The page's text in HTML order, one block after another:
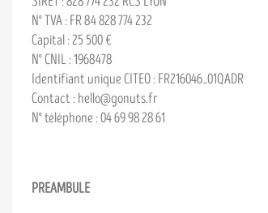
N° TVA : FR 84 828 774 232
Capital : 25 500 €
N° CNIL : 1968478
Identifiant unique CITEO : FR216046_01QADR
Contact : hello@gonuts.fr
N° téléphone : 04 69 98 28 61
PREAMBULE